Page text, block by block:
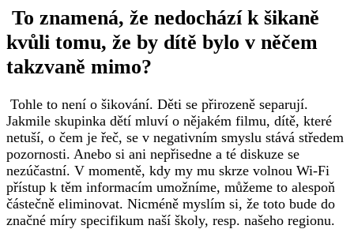
‍ To znamená, že nedochází k šikaně
kvůli tomu, že by dítě bylo v něčem
takzvaně mimo?
‍ Tohle to není o šikování. Děti se přirozeně separují.
Jakmile skupinka dětí mluví o nějakém filmu, dítě, které
netuší, o čem je řeč, se v negativním smyslu stává středem
pozornosti. Anebo si ani nepřisedne a té diskuze se
nezúčastní. V momentě, kdy my mu skrze volnou Wi-Fi
přístup k těm informacím umožníme, můžeme to alespoň
částečně eliminovat. Nicméně myslím si, že toto bude do
značné míry specifikum naší školy, resp. našeho regionu.